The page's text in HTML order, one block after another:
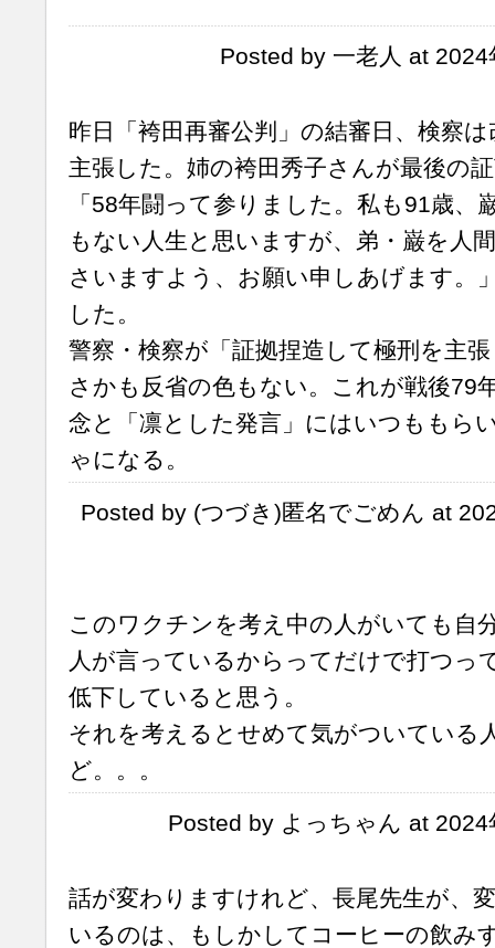
Posted by 一老人 at
昨日「袴田再審公判」の結審日、検察
主張した。姉の袴田秀子さんが最後の
「58年闘って参りました。私も91歳、
もない人生と思いますが、弟・巌を人
さいますよう、お願い申しあげます。
した。
警察・検察が「証拠捏造して極刑を主
さかも反省の色もない。これが戦後79
念と「凛とした発言」にはいつももら
ゃになる。
Posted by (つづき)匿名でごめん at
このワクチンを考え中の人がいても自
人が言っているからってだけで打つっ
低下していると思う。
それを考えるとせめて気がついている
ど。。。
Posted by よっちゃん at
話が変わりますけれど、長尾先生が、
いるのは、もしかしてコーヒーの飲み